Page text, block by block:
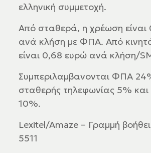
ελληνική συμμετοχή.
Από σταθερά, η χρέωση
ανά κλήση με ΦΠΑ. Από
είναι 0,68 ευρώ ανά κλήση/
Συμπεριλαμβανονται ΦΠΑ
σταθερής τηλεφωνίας 5% και
10%.
Lexitel/Amaze – Γραμμή
5511